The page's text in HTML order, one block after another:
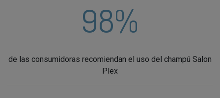
98%
de las consumidoras recomiendan el uso del champú Salon
Plex